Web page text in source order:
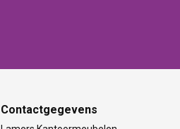
Contactgegevens